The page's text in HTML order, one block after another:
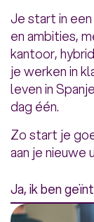
Je start in
en ambities,
kantoor,
je werken in
leven in
dag één.
Zo start je
aan je nieuwe
Ja, ik ben